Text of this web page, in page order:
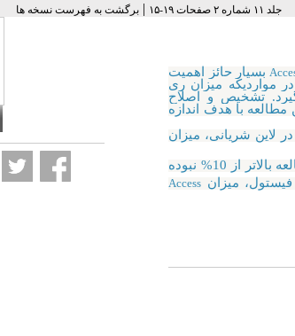
جلد ۱۱ شماره ۲ صفحات ۱۹-۱۵ | برگشت به فهرست نسخه ها
بسیار حائز اهمیت
مواردیکه میزان ری
تشخیص و اصلاح
با هدف اندازه
لاین شریانی، میزان
در محدوده صفر تا 8.08 درصد بوده و در هیچیک از بیماران مورد مطالعه بالاتر از 10% نبوده
میزان Access